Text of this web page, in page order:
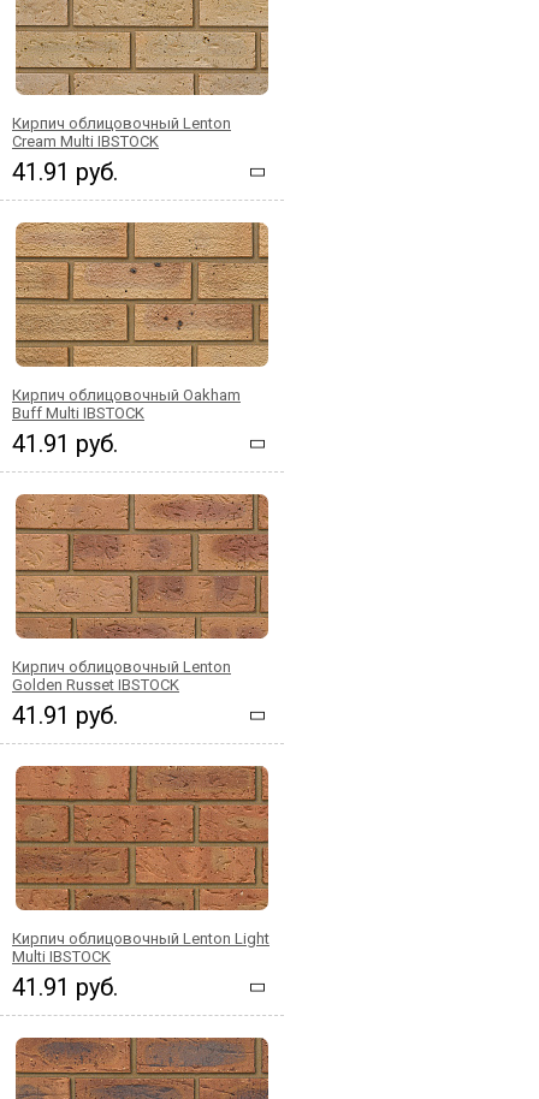
Кирпич облицовочный Lenton
Cream Multi IBSTOCK
41.91 руб.
Кирпич облицовочный Oakham
Buff Multi IBSTOCK
41.91 руб.
Кирпич облицовочный Lenton
Golden Russet IBSTOCK
41.91 руб.
Кирпич облицовочный Lenton Light
Multi IBSTOCK
41.91 руб.